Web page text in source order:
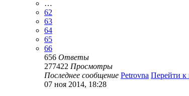
…
62
63
64
65
66
656 Ответы
277422 Просмотры
Последнее сообщение Petrovna Перейти к
07 ноя 2014, 18:28